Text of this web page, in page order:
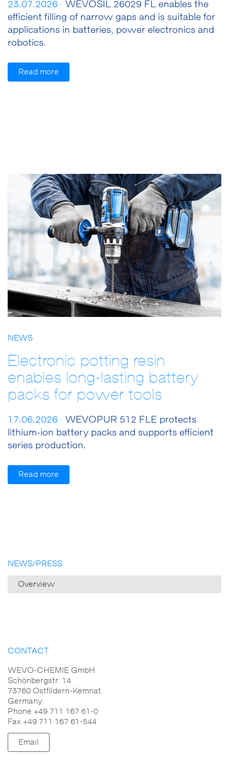
23.07.2026 · WEVOSIL 26029 FL enables the
efficient filling of narrow gaps and is suitable for
applications in batteries, power electronics and
robotics.
Read more
NEWS
Electronic potting resin
enables long-lasting battery
packs for power tools
17.06.2026 · WEVOPUR 512 FLE protects
lithium-ion battery packs and supports efficient
series production.
Read more
NEWS/PRESS
Overview
CONTACT
WEVO-CHEMIE GmbH
Schönbergstr. 14
73760 Ostfildern-Kemnat
Germany
Phone +49 711 167 61-0
Fax +49 711 167 61-544
Email